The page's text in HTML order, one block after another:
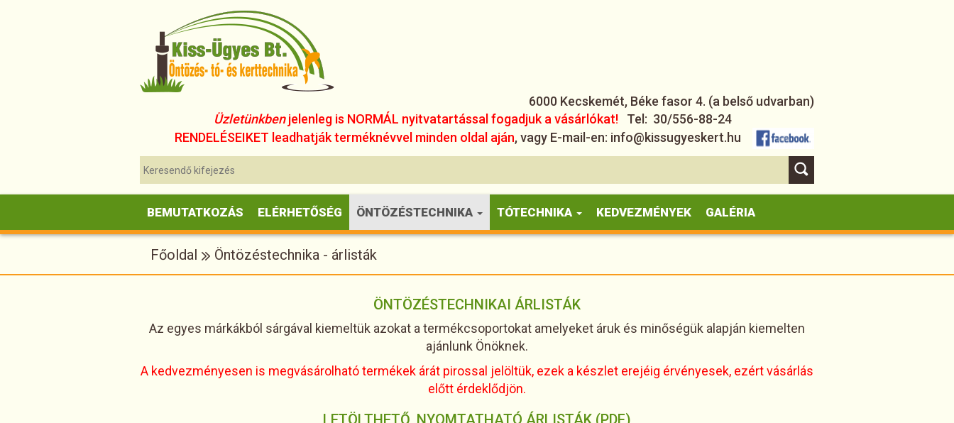
6000 Kecskemét, Béke fasor 4. (a belső udvarban)
Üzletünkbenjelenleg is NORMÁL nyitvatartással fogadjuk a vásárlókat! Tel: 30/556-88-24
RENDELÉSEIKET leadhatják terméknévvel minden oldal aján, vagy E-mail-en: info@kissugyeskert.hu
BEMUTATKOZÁS ELÉRHETŐSÉG ÖNTÖZÉSTECHNIKA TÓTECHNIKA KEDVEZMÉNYEK GALÉRIA
Főoldal Öntözéstechnika - árlisták
ÖNTÖZÉSTECHNIKAI ÁRLISTÁK
Az egyes márkákból sárgával kiemeltük azokat a termékcsoportokat amelyeket áruk és minőségük alapján kiemelten
ajánlunk Önöknek.
A kedvezményesen is megvásárolható termékek árát pirossal jelöltük, ezek a készlet erejéig érvényesek, ezért vásárlás
előtt érdeklődjön.
LETÖLTHETŐ, NYOMTATHATÓ ÁRLISTÁK (PDF)